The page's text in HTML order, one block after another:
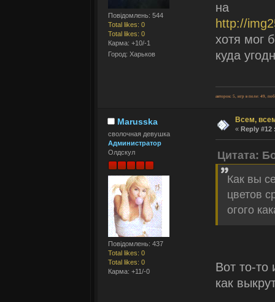
Повідомлень: 544
Total likes: 0
Total likes: 0
Карма: +10/-1
Город: Харьков
на
http://
хотя мог
куда
авторок: 5, игр в поле: 49,
Marusska
сволочная девушка
Администратор
Олдскул
Повідомлень: 437
Total likes: 0
Total likes: 0
Карма: +11/-0
Всем,
« Reply #12
Цитата:
Как вы
цветов
огого
Вот то-
как